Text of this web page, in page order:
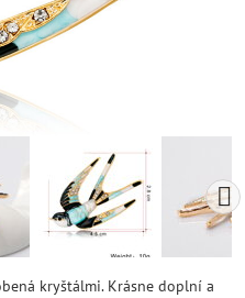
kryštálmi. Krásne doplní a